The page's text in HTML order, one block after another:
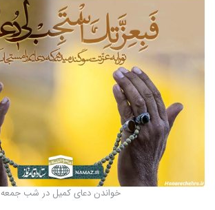
خواندن دعای کمیل در شب جمعه